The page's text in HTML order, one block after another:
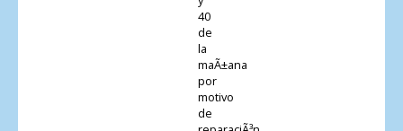
40
de
la
maÃ±ana
por
motivo
de